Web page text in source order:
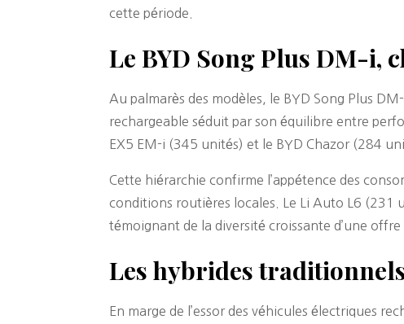
cette période.
Le BYD Song Plus DM-i,
Au palmarès des modèles, le BYD Song Plus
rechargeable séduit par son équilibre entre
EX5 EM-i (345 unités) et le BYD Chazor (284
Cette hiérarchie confirme l’appétence des
conditions routières locales. Le Li Auto L6 (231
témoignant de la diversité croissante d’une offre
Les hybrides
En marge de l’essor des véhicules électriques